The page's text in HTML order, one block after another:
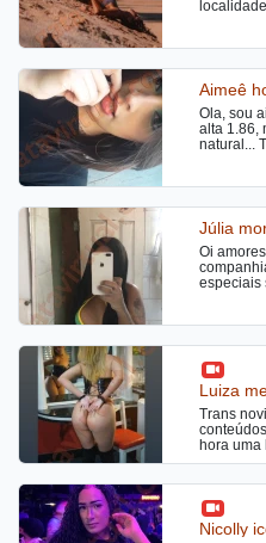
Aimeê
Ola, sou
alta 1.86,
natural...
cachê já
desfrutar
Júlia
Oi
especiais
para
conhecer.
Luiza
Trans
hora
local
Nicolly